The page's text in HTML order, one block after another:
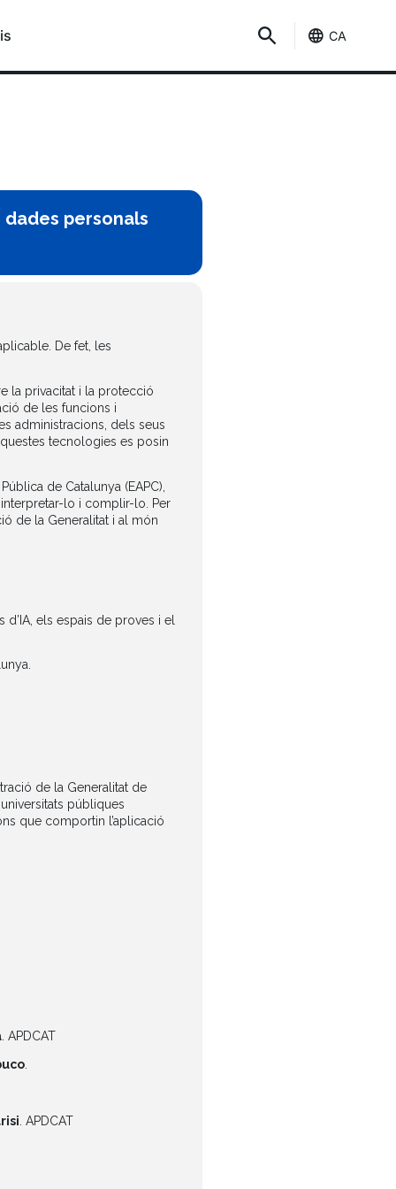
CA
personals
De fet, les
la privacitat i la protecció
de les funcions i
administracions, dels seus
tecnologies es posin
de Catalunya (EAPC),
lo i complir-lo. Per
de la Generalitat i al món
els espais de proves i el
de la Generalitat de
públiques
que comportin l’aplicació
. APDCAT
. APDCAT